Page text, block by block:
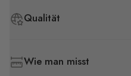
Qualität
Wie man misst